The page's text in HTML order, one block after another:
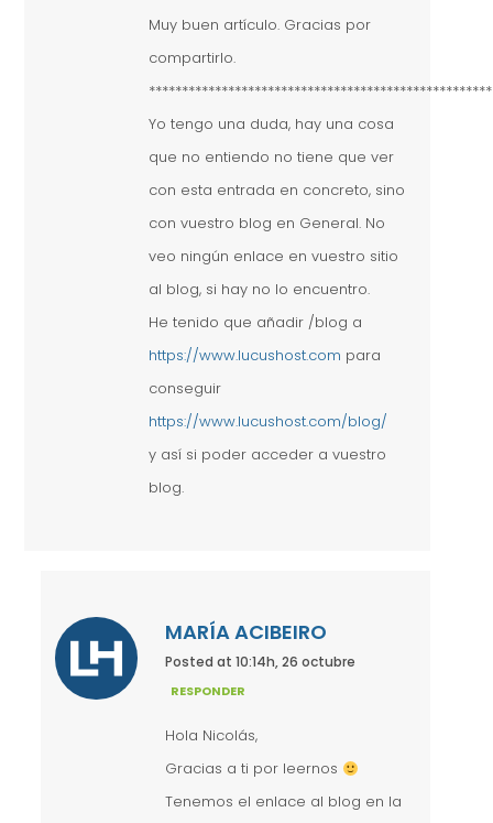
Muy buen artículo. Gracias por
compartirlo.
Yo tengo una duda, hay una cosa
que no entiendo no tiene que ver
con esta entrada en concreto, sino
con vuestro blog en General. No
veo ningún enlace en vuestro sitio
al blog, si hay no lo encuentro.
He tenido que añadir /blog a
https://www.lucushost.com para
conseguir
https://www.lucushost.com/blog/
y así si poder acceder a vuestro
blog.
MARÍA ACIBEIRO
Posted at 10:14h, 26 octubre
RESPONDER
Hola Nicolás,
Gracias a ti por leernos
Tenemos el enlace al blog en la